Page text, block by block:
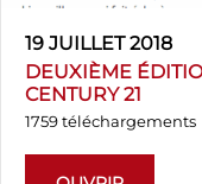
19 JUILLET 2018
DEUXIÈME
CENTURY 21
1759 téléchargements